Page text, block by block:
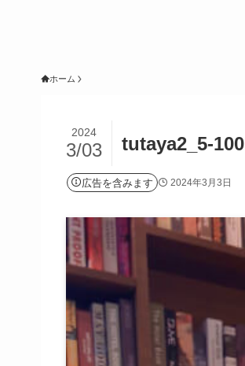
ホーム
tutaya2_5-100
2024
3/03
広告を含みます 2024年3月3日